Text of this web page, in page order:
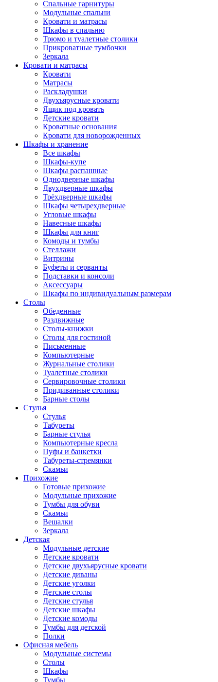
Спальные гарнитуры
Модульные спальни
Кровати и матрасы
Шкафы в спальню
Трюмо и туалетные столики
Прикроватные тумбочки
Зеркала
Кровати и матрасы
Кровати
Матрасы
Раскладушки
Двухъярусные кровати
Ящик под кровать
Детские кровати
Кроватные основания
Кровати для новорожденных
Шкафы и хранение
Все шкафы
Шкафы-купе
Шкафы распашные
Однодверные шкафы
Двухдверные шкафы
Трёхдверные шкафы
Шкафы четырехдверные
Угловые шкафы
Навесные шкафы
Шкафы для книг
Комоды и тумбы
Стеллажи
Витрины
Буфеты и серванты
Подставки и консоли
Аксессуары
Шкафы по индивидуальным размерам
Столы
Обеденные
Раздвижные
Столы-книжки
Столы для гостиной
Письменные
Компьютерные
Журнальные столики
Туалетные столики
Сервировочные столики
Придиванные столики
Барные столы
Стулья
Стулья
Табуреты
Барные стулья
Компьютерные кресла
Пуфы и банкетки
Табуреты-стремянки
Скамьи
Прихожие
Готовые прихожие
Модульные прихожие
Тумбы для обуви
Скамьи
Вешалки
Зеркала
Детская
Модульные детские
Детские кровати
Детские двухъярусные кровати
Детские диваны
Детские уголки
Детские столы
Детские стулья
Детские шкафы
Детские комоды
Тумбы для детской
Полки
Офисная мебель
Модульные системы
Столы
Шкафы
Тумбы